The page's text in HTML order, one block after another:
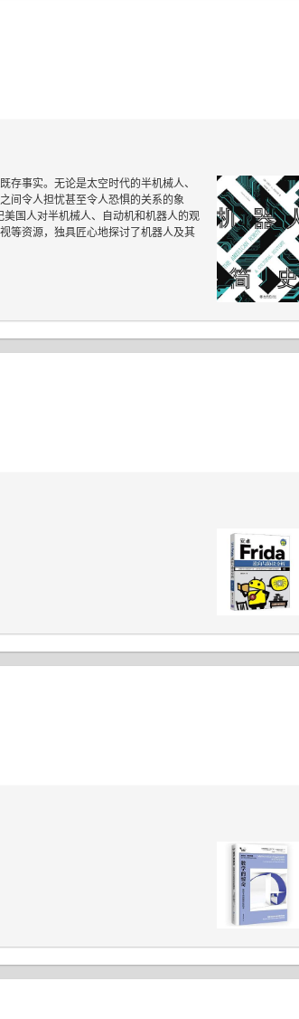
事实。无论是太空时代的半机械人、
间令人担忧甚至令人恐惧的关系的象
国人对半机械人、自动机和机器人的观
等资源，独具匠心地探讨了机器人及其